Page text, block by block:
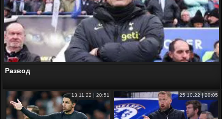
Развод
13.11.22 | 20:51 25.10.22 | 20:05